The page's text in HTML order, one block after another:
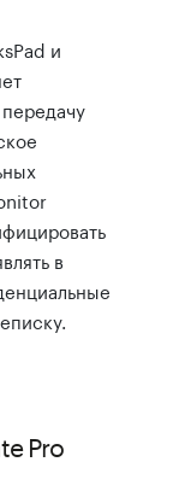
и
в
Pro